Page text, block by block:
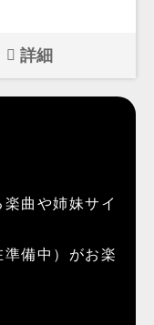
詳細
曲や姉妹サイ
備中）がお楽